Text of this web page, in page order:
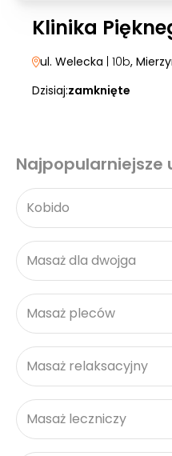
Klinika
ul. Welecka | 10b,
Dzisiaj:zamknięte
Najpopularniejsze
Kobido
Masaż dla dwojga
Masaż pleców
Masaż relaksacyjny
Masaż leczniczy